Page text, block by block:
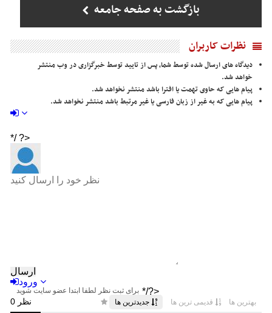
بازگشت به صفحه جامعه
نظرات کاربران
دیدگاه های ارسال شده توسط شما، پس از تایید توسط خبرگزاری در وب منتشر
خواهد شد.
پیام هایی که حاوی تهمت یا افترا باشد منتشر نخواهد شد.
پیام هایی که به غیر از زبان فارسی یا غیر مرتبط باشد منتشر نخواهد شد.